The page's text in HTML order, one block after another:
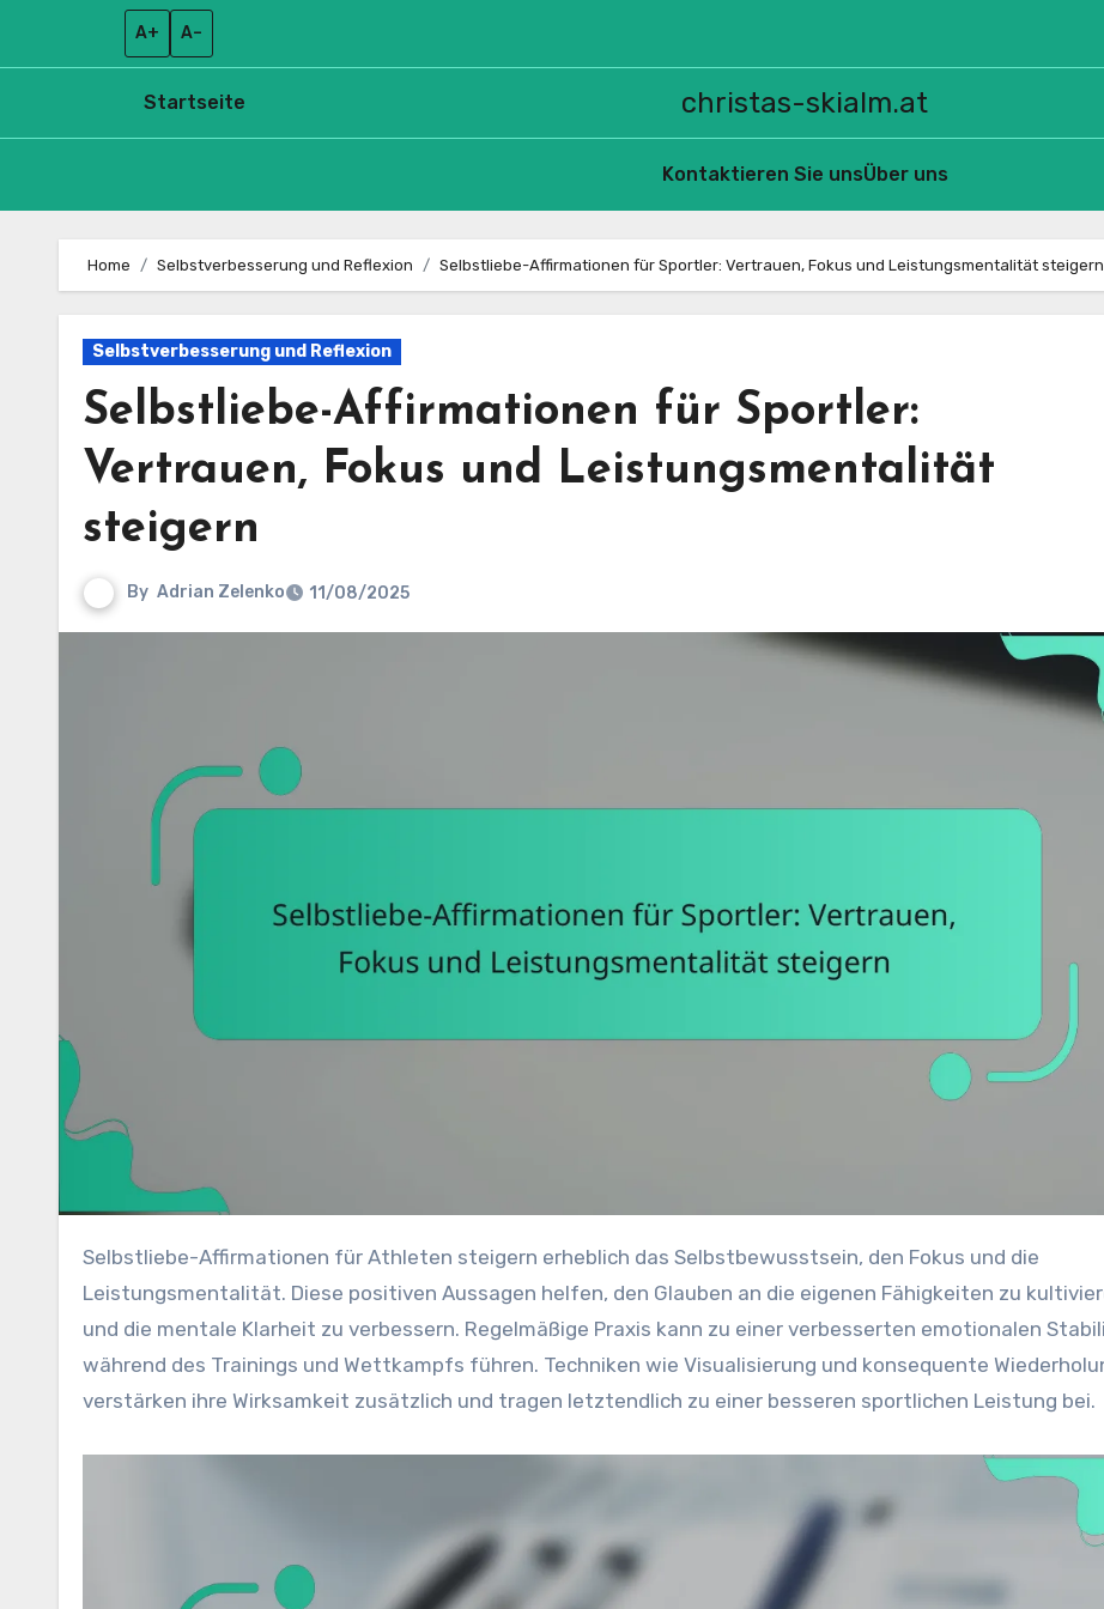
A+ A–
Startseite christas-skialm.at
Kontaktieren Sie unsÜber uns
content
Home Selbstverbesserung und Reflexion Selbstliebe-Affirmationen für Sportler: Vertrauen, Fokus und Leistungsmentalität steigern
Selbstverbesserung und Reflexion
Selbstliebe-Affirmationen für Sportler:
Vertrauen, Fokus und Leistungsmentalität
steigern
By Adrian Zelenko 11/08/2025
Selbstliebe-Affirmationen für Athleten steigern erheblich das Selbstbewusstsein, den Fokus und die
Leistungsmentalität. Diese positiven Aussagen helfen, den Glauben an die eigenen Fähigkeiten zu
und die mentale Klarheit zu verbessern. Regelmäßige Praxis kann zu einer verbesserten emotionalen
während des Trainings und Wettkampfs führen. Techniken wie Visualisierung und konsequente
verstärken ihre Wirksamkeit zusätzlich und tragen letztendlich zu einer besseren sportlichen Leistung bei.